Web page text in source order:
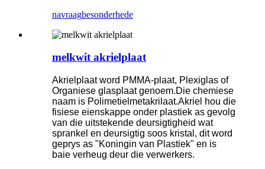
navraagbesonderhede
melkwit akrielplaat
Akrielplaat word PMMA-plaat, Plexiglas of
Organiese glasplaat genoem.Die chemiese
naam is Polimetielmetakrilaat.Akriel hou die
fisiese eienskappe onder plastiek as gevolg
van die uitstekende deursigtigheid wat
sprankel en deursigtig soos kristal, dit word
geprys as "Koningin van Plastiek" en is
baie verheug deur die verwerkers.